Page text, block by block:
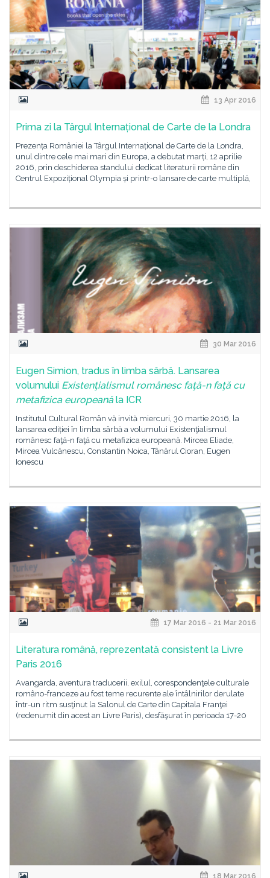
13 Apr 2016
Prima zi la Târgul Internațional de Carte de la Londra
Prezența României la Târgul Internațional de Carte de la Londra,
unul dintre cele mai mari din Europa, a debutat marți, 12 aprilie
2016, prin deschiderea standului dedicat literaturii române din
Centrul Expozițional Olympia și printr-o lansare de carte multiplă,
30 Mar 2016
Eugen Simion, tradus în limba sârbă. Lansarea
volumului Existenţialismul românesc faţă-n faţă cu
metafizica europeanăla ICR
Institutul Cultural Român vă invită miercuri, 30 martie 2016, la
lansarea ediției în limba sârbă a volumului Existenţialismul
românesc faţă-n faţă cu metafizica europeană. Mircea Eliade,
Mircea Vulcănescu, Constantin Noica, Tânărul Cioran, Eugen
Ionescu
17 Mar 2016 - 21 Mar 2016
Literatura română, reprezentată consistent la Livre
Paris 2016
Avangarda, aventura traducerii, exilul, corespondenţele culturale
româno-franceze au fost teme recurente ale întâlnirilor derulate
într-un ritm susţinut la Salonul de Carte din Capitala Franţei
(redenumit din acest an Livre Paris), desfăşurat în perioada 17-20
18 Mar 2016